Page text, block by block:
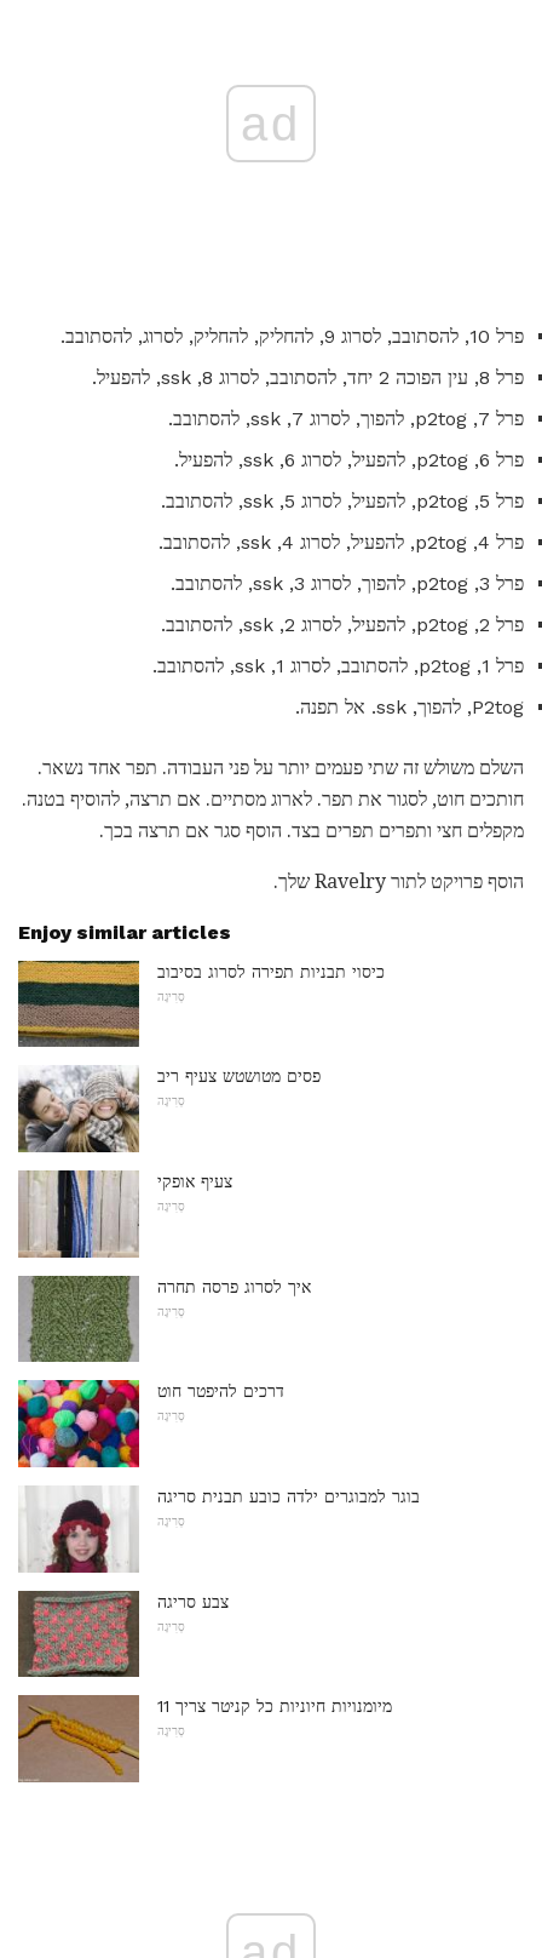
ad
פרל 10, להסתובב, לסרוג 9, להחליק, להחליק, לסרוג, להסתובב.
פרל 8, עין הפוכה 2 יחד, להסתובב, לסרוג 8, ssk, להפעיל.
פרל 7, p2tog, להפוך, לסרוג 7, ssk, להסתובב.
פרל 6, p2tog, להפעיל, לסרוג 6, ssk, להפעיל.
פרל 5, p2tog, להפעיל, לסרוג 5, ssk, להסתובב.
פרל 4, p2tog, להפעיל, לסרוג 4, ssk, להסתובב.
פרל 3, p2tog, להפוך, לסרוג 3, ssk, להסתובב.
פרל 2, p2tog, להפעיל, לסרוג 2, ssk, להסתובב.
פרל 1, p2tog, להסתובב, לסרוג 1, ssk, להסתובב.
P2tog, להפוך, ssk. אל תפנה.
השלם משולש זה שתי פעמים יותר על פני העבודה. תפר אחד נשאר.
חותכים חוט, לסגור את תפר. לארוג מסתיים. אם תרצה, להוסיף בטנה.
מקפלים חצי ותפרים תפרים בצד. הוסף סגר אם תרצה בכך.
הוסף פרויקט לתור Ravelry שלך.
Enjoy similar articles
כיסוי תבניות תפירה לסרוג בסיבוב
סְרִיגָה
פסים מטושטש צעיף ריב
סְרִיגָה
צעיף אופקי
סְרִיגָה
איך לסרוג פרסה תחרה
סְרִיגָה
דרכים להיפטר חוט
סְרִיגָה
בוגר למבוגרים ילדה כובע תבנית סריגה
סְרִיגָה
צבע סריגה
סְרִיגָה
11 מיומנויות חיוניות כל קניטר צריך
סְרִיגָה